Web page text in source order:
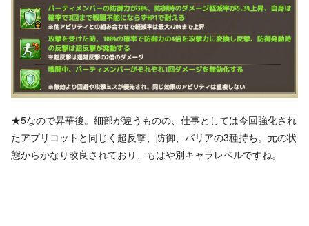
★5なので昇華後。細部が違うものの、仕事としては今回強化され
たアプリコットと同じく超反撃、防御、バリアの3種持ち。元の状
態からかなり改良されており、もはや別キャラレベルですね。